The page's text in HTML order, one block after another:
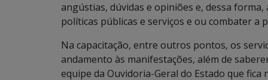
angústias, dúvidas e opiniões e, dessa
políticas públicas e serviços e ou combater a
Na capacitação, entre outros pontos, os
andamento às manifestações, além de
equipe da Ouvidoria-Geral do Estado que fica